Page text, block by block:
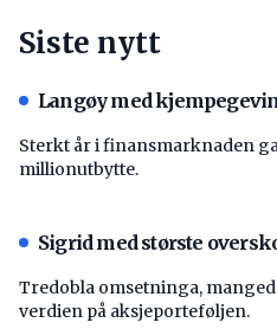
Siste nytt
Langøy med
Sterkt år i finansmarknaden
millionutbytte.
Sigrid med største
Tredobla omsetninga,
verdien på aksjeporteføljen.